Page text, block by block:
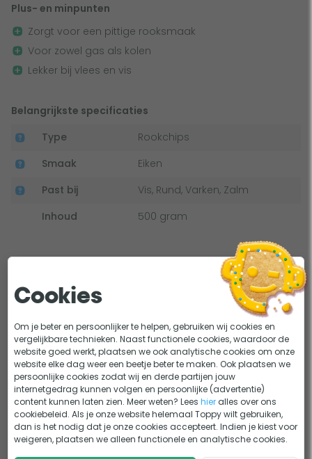
Plus- en minpunten
Zorgt voor een pittige rooksmaak
Voor zowel gas als kolen
Lekker bij vlees en vis
Belangrijkste specificaties
Type
Rookchips
Smaak
Eiken
Past bij
Vis, Rund, Varken, Zalm
Inhoud
500 gram
Dit bekeken anderen
Barbecue accessoires BBQ kruiden
Cookies
Om je beter en persoonlijker te helpen, gebruiken wij cookies en
vergelijkbare technieken. Naast functionele cookies, waardoor de
website goed werkt, plaatsen we ook analytische cookies om onze
website elke dag weer een beetje beter te maken. Ook plaatsen we
persoonlijke cookies zodat wij en derde partijen jouw
internetgedrag kunnen volgen en persoonlijke (advertentie)
content kunnen laten zien. Meer weten? Leeshier alles over ons
cookiebeleid. Als je onze website helemaal Toppy wilt gebruiken,
dan is het nodig dat je onze cookies accepteert. Indien je kiest voor
weigeren, plaatsen we alleen functionele en analytische cookies.